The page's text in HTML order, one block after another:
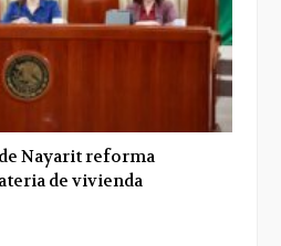
Nayarit reforma
de vivienda